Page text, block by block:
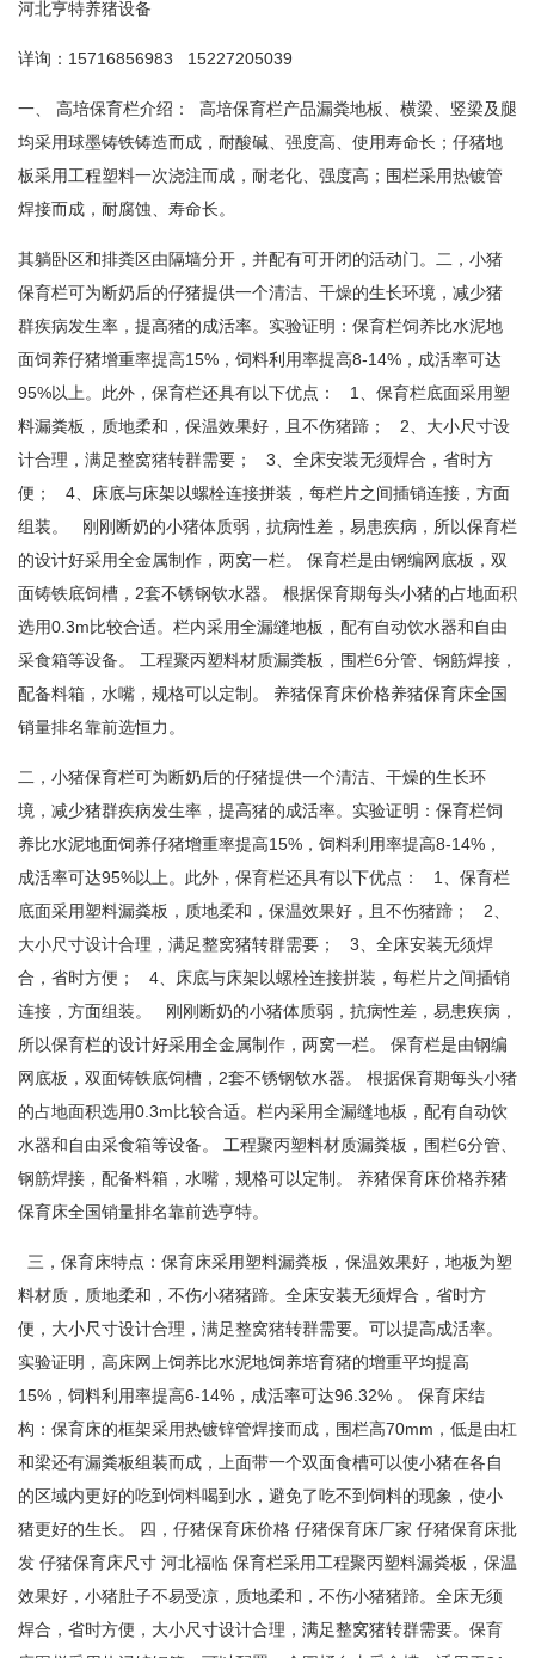
河北亨特养猪设备
详询：15716856983 15227205039
一、 高培保育栏介绍： 高培保育栏产品漏粪地板、横梁、竖梁及腿
均采用球墨铸铁铸造而成，耐酸碱、强度高、使用寿命长；仔猪地
板采用工程塑料一次浇注而成，耐老化、强度高；围栏采用热镀管
焊接而成，耐腐蚀、寿命长。
其躺卧区和排粪区由隔墙分开，并配有可开闭的活动门。二，小猪
保育栏可为断奶后的仔猪提供一个清洁、干燥的生长环境，减少猪
群疾病发生率，提高猪的成活率。实验证明：保育栏饲养比水泥地
面饲养仔猪增重率提高15%，饲料利用率提高8-14%，成活率可达
95%以上。此外，保育栏还具有以下优点： 1、保育栏底面采用塑
料漏粪板，质地柔和，保温效果好，且不伤猪蹄； 2、大小尺寸设
计合理，满足整窝猪转群需要； 3、全床安装无须焊合，省时方
便； 4、床底与床架以螺栓连接拼装，每栏片之间插销连接，方面
组装。 刚刚断奶的小猪体质弱，抗病性差，易患疾病，所以保育栏
的设计好采用全金属制作，两窝一栏。 保育栏是由钢编网底板，双
面铸铁底饲槽，2套不锈钢钦水器。 根据保育期每头小猪的占地面积
选用0.3m比较合适。栏内采用全漏缝地板，配有自动饮水器和自由
采食箱等设备。 工程聚丙塑料材质漏粪板，围栏6分管、钢筋焊接，
配备料箱，水嘴，规格可以定制。 养猪保育床价格养猪保育床全国
销量排名靠前选恒力。
二，小猪保育栏可为断奶后的仔猪提供一个清洁、干燥的生长环
境，减少猪群疾病发生率，提高猪的成活率。实验证明：保育栏饲
养比水泥地面饲养仔猪增重率提高15%，饲料利用率提高8-14%，
成活率可达95%以上。此外，保育栏还具有以下优点： 1、保育栏
底面采用塑料漏粪板，质地柔和，保温效果好，且不伤猪蹄； 2、
大小尺寸设计合理，满足整窝猪转群需要； 3、全床安装无须焊
合，省时方便； 4、床底与床架以螺栓连接拼装，每栏片之间插销
连接，方面组装。 刚刚断奶的小猪体质弱，抗病性差，易患疾病，
所以保育栏的设计好采用全金属制作，两窝一栏。 保育栏是由钢编
网底板，双面铸铁底饲槽，2套不锈钢钦水器。 根据保育期每头小猪
的占地面积选用0.3m比较合适。栏内采用全漏缝地板，配有自动饮
水器和自由采食箱等设备。 工程聚丙塑料材质漏粪板，围栏6分管、
钢筋焊接，配备料箱，水嘴，规格可以定制。 养猪保育床价格养猪
保育床全国销量排名靠前选亨特。
三，保育床特点：保育床采用塑料漏粪板，保温效果好，地板为塑
料材质，质地柔和，不伤小猪猪蹄。全床安装无须焊合，省时方
便，大小尺寸设计合理，满足整窝猪转群需要。可以提高成活率。
实验证明，高床网上饲养比水泥地饲养培育猪的增重平均提高
15%，饲料利用率提高6-14%，成活率可达96.32% 。 保育床结
构：保育床的框架采用热镀锌管焊接而成，围栏高70mm，低是由杠
和梁还有漏粪板组装而成，上面带一个双面食槽可以使小猪在各自
的区域内更好的吃到饲料喝到水，避免了吃不到饲料的现象，使小
猪更好的生长。 四，仔猪保育床价格 仔猪保育床厂家 仔猪保育床批
发 仔猪保育床尺寸 河北福临 保育栏采用工程聚丙塑料漏粪板，保温
效果好，小猪肚子不易受凉，质地柔和，不伤小猪猪蹄。全床无须
焊合，省时方便，大小尺寸设计合理，满足整窝猪转群需要。保育